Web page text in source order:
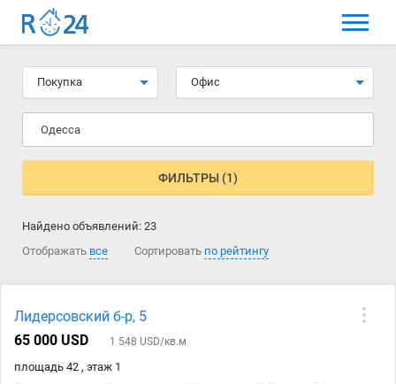
МЕНЮ
Выбрать язык
Избранные объявления
Комментарии к объявления
Как добавить объявление
Покупка Офис
Одесса
ФИЛЬТРЫ (1)
Найдено объявлений: 23
Отображать все Сортировать по рейтингу
Лидерсовский б-р, 5
65 000 USD
1 548 USD/кв.м
площадь 42 , этаж 1